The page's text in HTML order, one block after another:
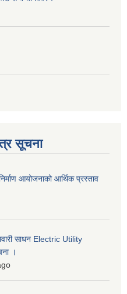
सूचना
आयोजनाको आर्थिक प्रस्ताव
साधन Electric Utility
।